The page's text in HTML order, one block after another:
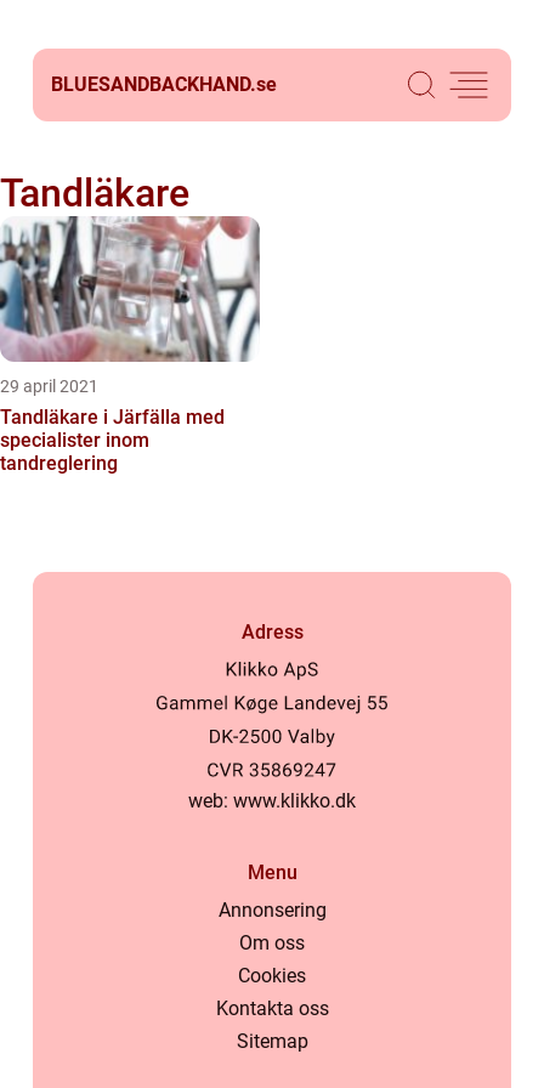
BLUESANDBACKHAND.se
Tandläkare
29 april 2021
Tandläkare i Järfälla med
specialister inom
tandreglering
Adress
web: www.klikko.dk
Menu
Annonsering
Om oss
Cookies
Kontakta oss
Sitemap